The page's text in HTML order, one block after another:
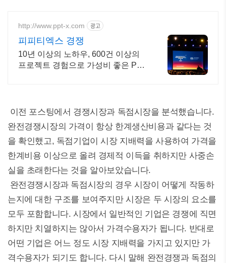
http://www.ppt-x.com 광고
피피티엑스 경쟁
10년 이상의 노하우, 600건 이상의
프로젝트 경험으로 가성비 좋은 PPT
이전 포스팅에서 경쟁시장과 독점시장을 분석했습니다.
완전경쟁시장의 가격이 항상 한계생산비용과 같다는 것
을 확인했고, 독점기업이 시장 지배력을 사용하여 가격을
한계비용 이상으로 올려 경제적 이득을 취하지만 사중손
실을 초래한다는 것을 알아보았습니다.
완전경쟁시장과 독점시장의 경우 시장이 어떻게 작동하
는지에 대한 구조를 보여주지만 시장은 두 시장의 요소를
모두 포함합니다. 시장에서 일반적인 기업은 경쟁에 직면
하지만 치열하지는 않아서 가격수용자가 됩니다. 반대로
어떤 기업은 어느 정도 시장 지배력을 가지고 있지만 가
격수용자가 되기도 합니다. 다시 말해 완전경쟁과 독점의